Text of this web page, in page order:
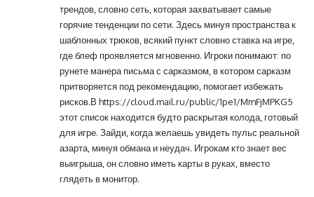
трендов, словно сеть, которая захватывает самые
горячие тенденции по сети. Здесь минуя пространства к
шаблонных трюков, всякий пункт словно ставка на игре,
где блеф проявляется мгновенно. Игроки понимают: по
рунете манера письма с сарказмом, в котором сарказм
притворяется под рекомендацию, помогает избежать
рисков.В https://cloud.mail.ru/public/1pe1/MmFjMPKG5
этот список находится будто раскрытая колода, готовый
для игре. Зайди, когда желаешь увидеть пульс реальной
азарта, минуя обмана и неудач. Игрокам кто знает вес
выигрыша, он словно иметь карты в руках, вместо
глядеть в монитор.